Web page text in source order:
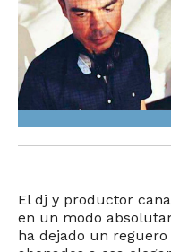
El dj y productor
en un modo
ha dejado un